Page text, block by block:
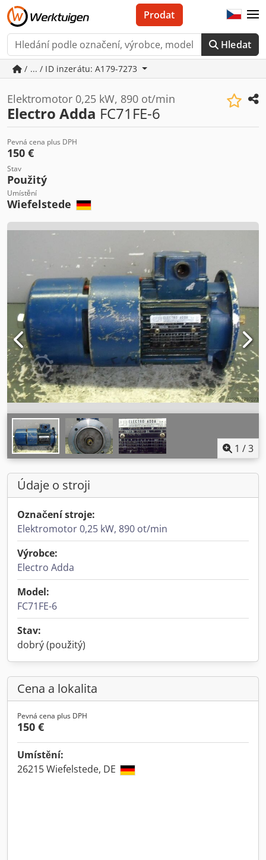
Hledat
Prodat
/ ... / ID inzerátu: A179-7273
Elektromotor 0,25 kW, 890 ot/min
Electro Adda FC71FE-6
Pevná cena plus DPH
150 €
Stav
Použitý
Umístění
Wiefelstede
1 /3
Údaje o stroji
Označení stroje:
Elektromotor 0,25 kW, 890 ot/min
Výrobce:
Electro Adda
Model:
FC71FE-6
Stav:
dobrý (použitý)
Cena a lokalita
Pevná cena plus DPH
150 €
Umístění:
26215 Wiefelstede, DE